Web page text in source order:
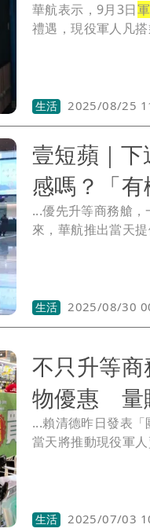
華航表示，9月3日
禮遇，現役軍人凡
生活 2025/08/25
壹短蘋｜
感嗎？「
來，華航推出當天
生活 2025/08/30
不只升等
物優惠 量
...賴清德昨日發表
當天將推動現役軍
生活 2025/07/03